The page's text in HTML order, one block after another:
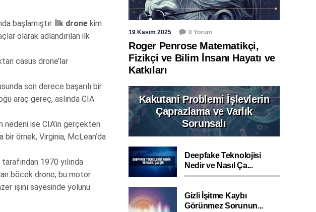
başlamıştır. İlk drone kim
olarak adlandırılan ilk
casus drone’lar
son derece başarılı bir
araç gereç, aslında CIA
nedeni ise CIA’in gerçekten
örnek, Virginia, McLean’da
1970 yılında
böcek drone, bu motor
ışını sayesinde yolunu
19 Kasım 2025 0 Yorum
Roger Penrose Matematikçi,
Fizikçi ve Bilim İnsanı Hayatı ve
Katkıları
Kakutani Problemi İşlevlerin
Çaprazlama ve Varlık
Sorunsalı
Deepfake Teknolojisi
Nedir ve Nasıl Ça...
Gizli İşitme Kaybı
Görünmez Sorunun...